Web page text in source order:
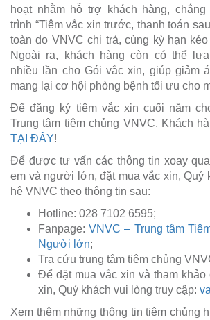
hoạt nhằm hỗ trợ khách hàng,
trình “Tiêm vắc xin trước, thanh toán
toàn do VNVC chi trả, cùng kỳ hạn
Ngoài ra, khách hàng còn có thể
nhiều lần cho Gói vắc xin, giúp giảm
mang lại cơ hội phòng bệnh tối ưu cho
Để đăng ký tiêm vắc xin cuối năm
Trung tâm tiêm chủng VNVC, Khách
TẠI ĐÂY!
Để được tư vấn các thông tin xoay
em và người lớn, đặt mua vắc xin, Quý
hệ VNVC theo thông tin sau:
Hotline: 028 7102 6595;
Fanpage:VNVC – Trung tâm
Người lớn;
Tra cứu trung tâm tiêm chủng
Để đặt mua vắc xin và tham khảo
xin, Quý khách vui lòng truy cập:
Xem thêm những thông tin tiêm chủng